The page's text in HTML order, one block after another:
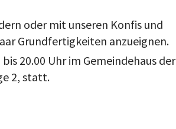
oder mit unseren Konfis und
Grundfertigkeiten anzueignen.
20.00 Uhr im Gemeindehaus der
2, statt.